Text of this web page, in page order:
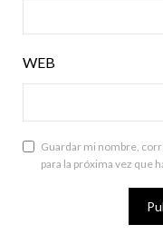
WEB
Guardar mi nombre,
para la próxima vez que